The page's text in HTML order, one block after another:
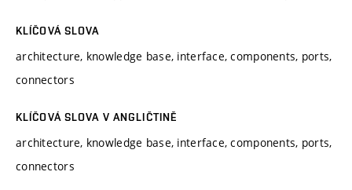
KLÍČOVÁ SLOVA
architecture, knowledge base, interface, components, ports,
connectors
KLÍČOVÁ SLOVA V ANGLIČTINĚ
architecture, knowledge base, interface, components, ports,
connectors